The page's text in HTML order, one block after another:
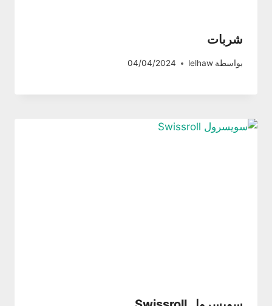
شربات
بواسطة lelhaw
04/04/2024